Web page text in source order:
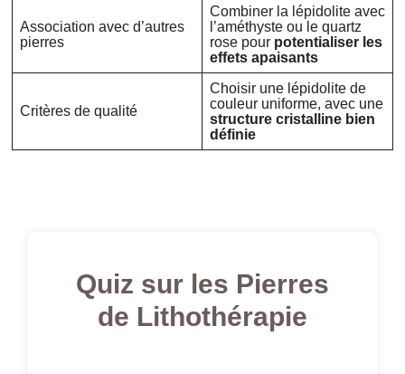
Association avec d’autres
pierres
Combiner la lépidolite avec
l’améthyste ou le quartz
rose pour potentialiser les
effets apaisants
Critères de qualité
Choisir une lépidolite de
couleur uniforme, avec une
structure cristalline bien
définie
Quiz sur les Pierres
de Lithothérapie